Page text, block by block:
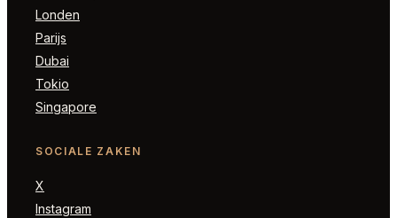
Londen
Parijs
Dubai
Tokio
Singapore
SOCIALE ZAKEN
X
Instagram